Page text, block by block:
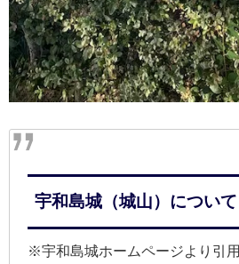
宇和島城（城山）について
※宇和島城ホームページより引用